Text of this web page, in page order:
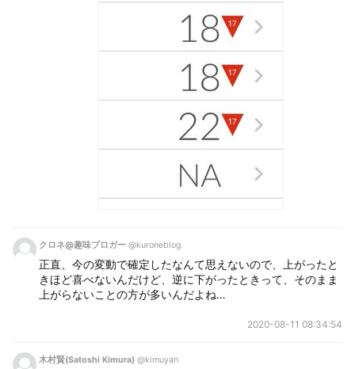
クロネ@趣味ブロガー @kuroneblog
正直、今の変動で確定したなんて思えないので、上がったと
きほど喜べないんだけど、逆に下がったときって、そのまま
上がらないことの方が多いんだよね…
2020-08-11 08:34:54
木村賢(Satoshi Kimura) @kimuyan